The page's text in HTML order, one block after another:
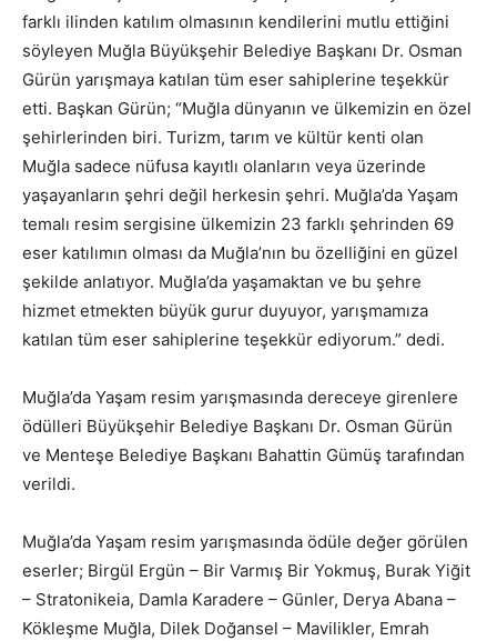
farklı ilinden katılım olmasının kendilerini mutlu ettiğini
söyleyen Muğla Büyükşehir Belediye Başkanı Dr. Osman
Gürün yarışmaya katılan tüm eser sahiplerine teşekkür
etti. Başkan Gürün; “Muğla dünyanın ve ülkemizin en özel
şehirlerinden biri. Turizm, tarım ve kültür kenti olan
Muğla sadece nüfusa kayıtlı olanların veya üzerinde
yaşayanların şehri değil herkesin şehri. Muğla’da Yaşam
temalı resim sergisine ülkemizin 23 farklı şehrinden 69
eser katılımın olması da Muğla’nın bu özelliğini en güzel
şekilde anlatıyor. Muğla’da yaşamaktan ve bu şehre
hizmet etmekten büyük gurur duyuyor, yarışmamıza
katılan tüm eser sahiplerine teşekkür ediyorum.” dedi.
Muğla’da Yaşam resim yarışmasında dereceye girenlere
ödülleri Büyükşehir Belediye Başkanı Dr. Osman Gürün
ve Menteşe Belediye Başkanı Bahattin Gümüş tarafından
verildi.
Muğla’da Yaşam resim yarışmasında ödüle değer görülen
eserler; Birgül Ergün – Bir Varmış Bir Yokmuş, Burak Yiğit
– Stratonikeia, Damla Karadere – Günler, Derya Abana –
Kökleşme Muğla, Dilek Doğansel – Mavilikler, Emrah